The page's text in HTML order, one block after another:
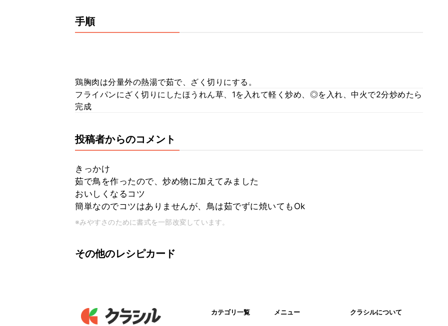
手順
鶏胸肉は分量外の熱湯で茹で、ざく切りにする。
フライパンにざく切りにしたほうれん草、1を入れて軽く炒め、◎を入れ、中火で2分炒めたら
完成
投稿者からのコメント
きっかけ
茹で鳥を作ったので、炒め物に加えてみました
おいしくなるコツ
簡単なのでコツはありませんが、鳥は茹でずに焼いてもOk
※みやすさのために書式を一部改変しています。
その他のレシピカード
カテゴリ一覧 メニュー クラシルについて